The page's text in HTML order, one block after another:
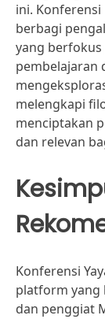
ini.
berbagi
yang berfokus
pembelajaran
melengkapi
menciptakan
dan relevan
Konferensi
platform yang
dan penggiat